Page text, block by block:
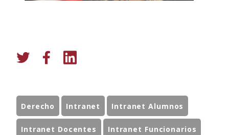
Derecho Intranet Intranet Alumnos
Intranet Docentes Intranet Funcionarios